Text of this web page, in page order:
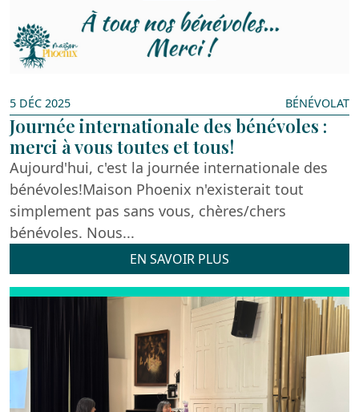
5 DÉC 2025 BÉNÉVOLAT
Journée internationale des bénévoles :
merci à vous toutes et tous!
Aujourd'hui, c'est la journée internationale des
bénévoles!Maison Phoenix n'existerait tout
simplement pas sans vous, chères/chers
bénévoles. Nous...
EN SAVOIR PLUS